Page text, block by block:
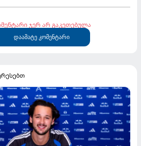
ჯერ არ გაკეთებულა
დაამატე კომენტარი